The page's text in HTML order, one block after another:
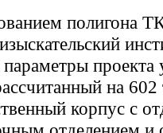
полигона
проекта
на
корпус с